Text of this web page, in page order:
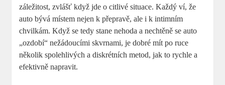
záležitost, zvlášť když jde o citlivé situace. Každý ví, že
auto bývá místem nejen k přepravě, ale i k intimním
chvilkám. Když se tedy stane nehoda a nechtěně se auto
„ozdobí“ nežádoucími skvrnami, je dobré mít po ruce
několik spolehlivých a diskrétních metod, jak to rychle a
efektivně napravit.